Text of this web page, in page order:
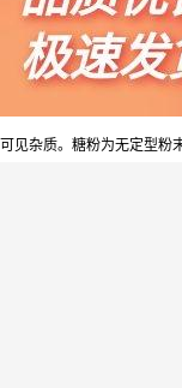
可见杂质。糖粉为无定型粉